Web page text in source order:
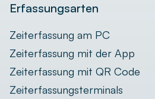
Erfassungsarten
Zeiterfassung am PC
Zeiterfassung mit der App
Zeiterfassung mit QR Code
Zeiterfassungsterminals